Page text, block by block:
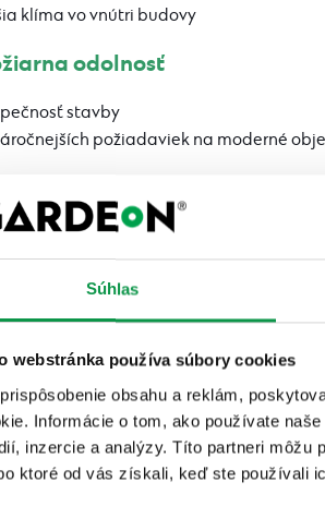
Súhlas
webstránka používa súbory cookies
obsahu a reklám,
Informácie o tom, ako používate
inzercie a analýzy. Títo partneri
ktoré od vás získali, keď ste používali
klíma vo vnútri budovy
odolnosť
stavby
požiadaviek na moderné
sklonu strechy
moderné haly a prístrešky
pri návrhu stavby